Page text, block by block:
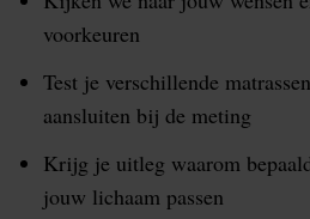
voorkeuren
Test je verschillende
aansluiten bij de meting
Krijg je uitleg waarom
jouw lichaam passen